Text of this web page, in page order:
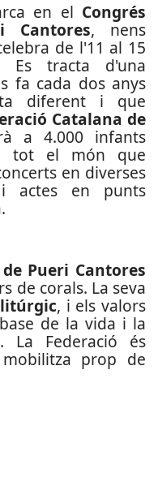
en el Congrés
Cantores, nens
de l'11 al 15
Es tracta d'una
fa cada dos anys
diferent i que
Catalana de
a 4.000 infants
tot el món que
en diverses
actes en punts
Pueri Cantores
de corals. La seva
, i els valors
de la vida i la
La Federació és
prop de